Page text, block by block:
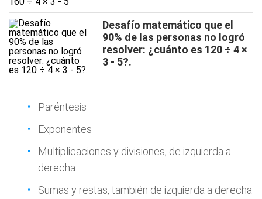
Desafío matemático que el
90% de las personas no logró
resolver: ¿cuánto es 120 ÷ 4 ×
3 - 5?.
Paréntesis
Exponentes
Multiplicaciones y divisiones, de izquierda a
derecha
Sumas y restas, también de izquierda a derecha